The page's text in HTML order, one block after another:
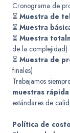
Cronograma de
⏳Muestra de
⏳Muestra
⏳Muestra
de la complejidad)
⏳Muestra de
finales)
Trabajamos
muestras
estándares de
Política de